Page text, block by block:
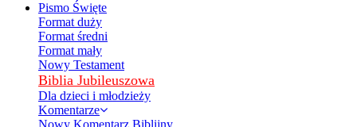
Pismo Święte
Format duży
Format średni
Format mały
Nowy Testament
Biblia Jubileuszowa
Dla dzieci i młodzieży
Komentarze
Nowy Komentarz Biblijny